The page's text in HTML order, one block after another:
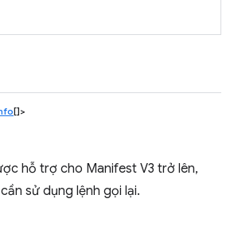
[]>
hỗ trợ cho Manifest V3 trở lên,
sử dụng lệnh gọi lại.